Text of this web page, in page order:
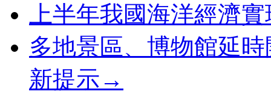
上半年我國海洋經濟
多地景區、博物館延
新提示→